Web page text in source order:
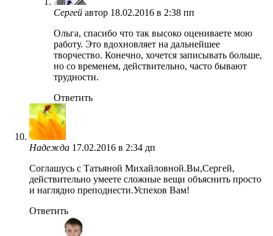
Сергей автор 18.02.2016 в 2:38 пп
Ольга, спасибо что так высоко оцениваете мою
работу. Это вдохновляет на дальнейшее
творчество. Конечно, хочется записывать больше,
но со временем, действительно, часто бывают
трудности.
Ответить
Надежда 17.02.2016 в 2:34 дп
Соглашусь с Татьяной Михайловной.Вы,Сергей,
действительно умеете сложные вещи объяснить просто
и наглядно преподнести.Успехов Вам!
Ответить